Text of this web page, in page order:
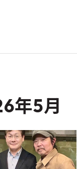
年5月